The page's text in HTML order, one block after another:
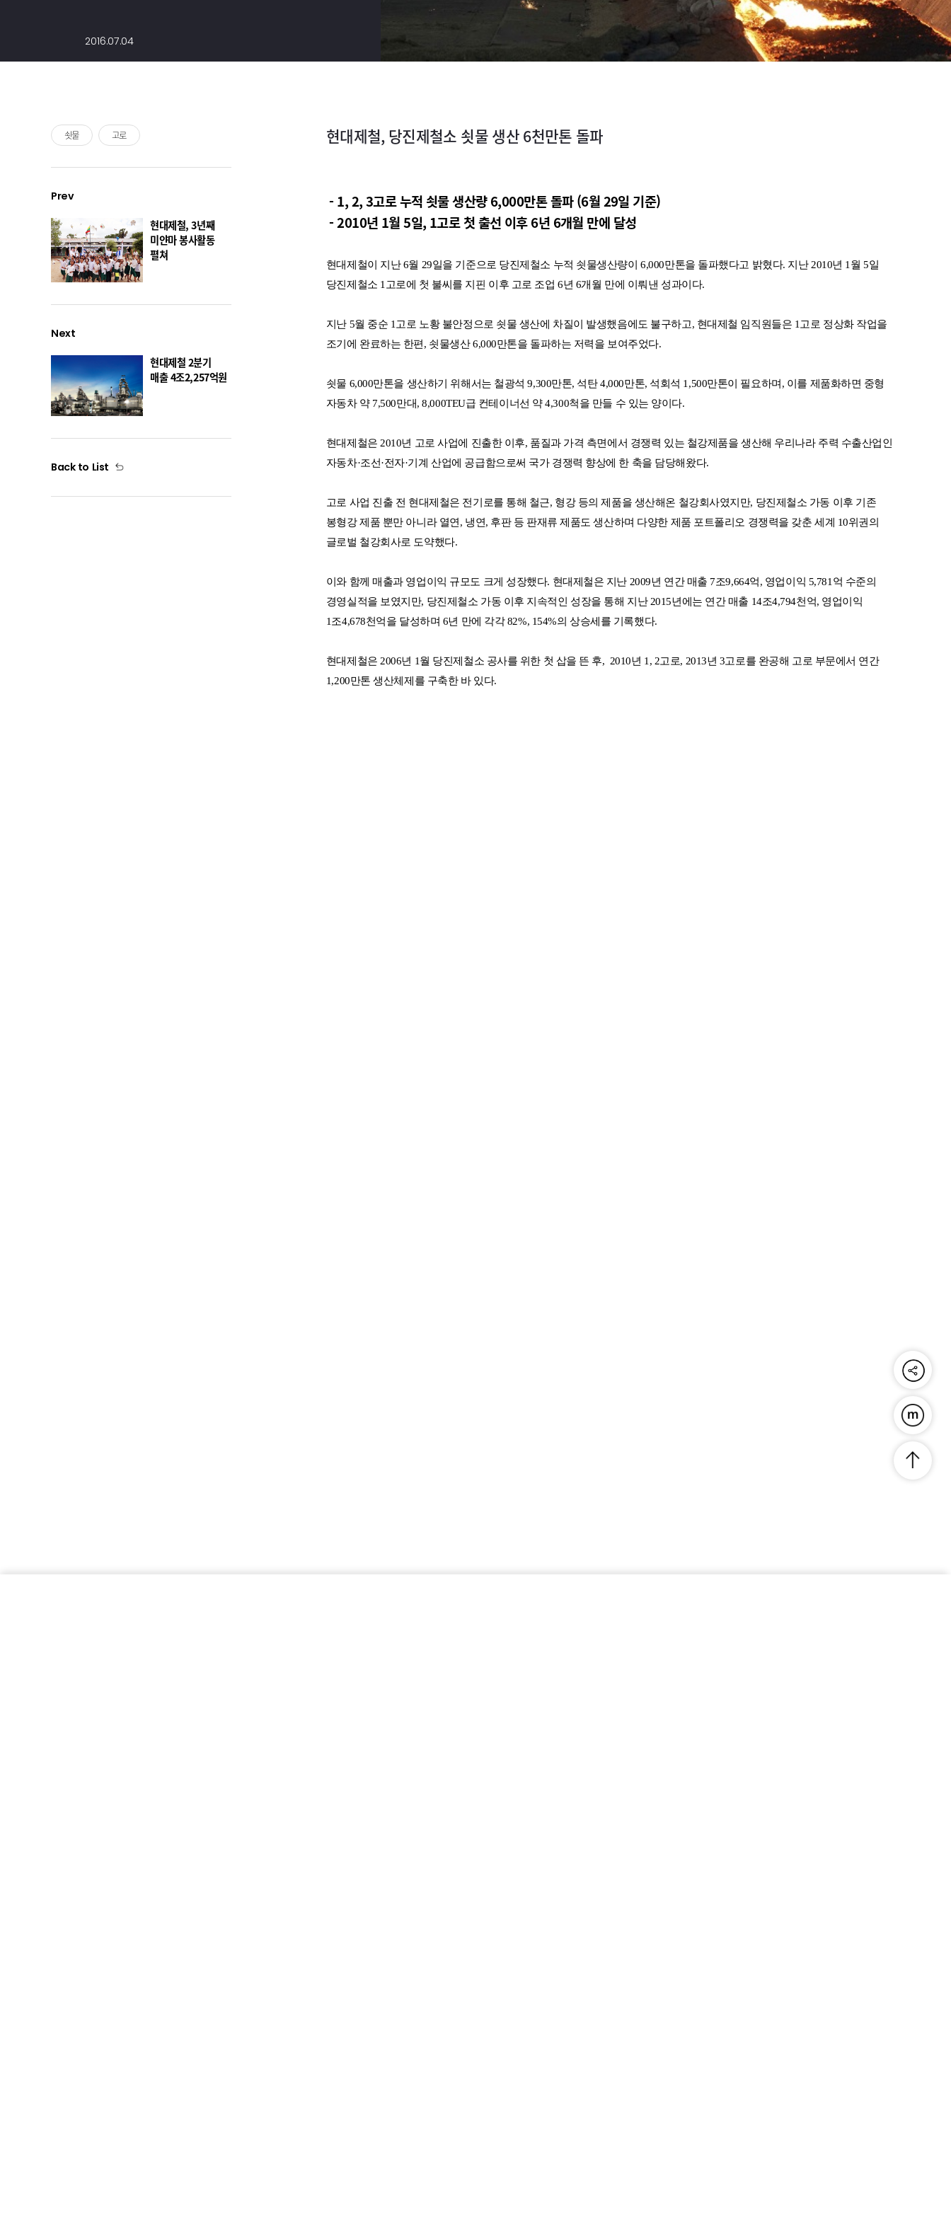
2016.07.04
쇳물 고로
Prev
현대제철, 3년째
미얀마 봉사활동
펼쳐
Next
현대제철 2분기
매출 4조2,257억원
Back to List
현대제철, 당진제철소 쇳물 생산 6천만톤 돌파
- 1, 2, 3고로 누적 쇳물 생산량 6,000만톤 돌파 (6월 29일 기준)
- 2010년 1월 5일, 1고로 첫 출선 이후 6년 6개월 만에 달성
현대제철이 지난 6월 29일을 기준으로 당진제철소 누적 쇳물생산량이 6,000만톤을 돌파했다고 밝혔다. 지난 2010년 1월 5일
당진제철소 1고로에 첫 불씨를 지핀 이후 고로 조업 6년 6개월 만에 이뤄낸 성과이다.
지난 5월 중순 1고로 노황 불안정으로 쇳물 생산에 차질이 발생했음에도 불구하고, 현대제철 임직원들은 1고로 정상화 작업을
조기에 완료하는 한편, 쇳물생산 6,000만톤을 돌파하는 저력을 보여주었다.
쇳물 6,000만톤을 생산하기 위해서는 철광석 9,300만톤, 석탄 4,000만톤, 석회석 1,500만톤이 필요하며, 이를 제품화하면 중형
자동차 약 7,500만대, 8,000TEU급 컨테이너선 약 4,300척을 만들 수 있는 양이다.
현대제철은 2010년 고로 사업에 진출한 이후, 품질과 가격 측면에서 경쟁력 있는 철강제품을 생산해 우리나라 주력 수출산업인
자동차·조선·전자·기계 산업에 공급함으로써 국가 경쟁력 향상에 한 축을 담당해왔다.
고로 사업 진출 전 현대제철은 전기로를 통해 철근, 형강 등의 제품을 생산해온 철강회사였지만, 당진제철소 가동 이후 기존
봉형강 제품 뿐만 아니라 열연, 냉연, 후판 등 판재류 제품도 생산하며 다양한 제품 포트폴리오 경쟁력을 갖춘 세계 10위권의
글로벌 철강회사로 도약했다.
이와 함께 매출과 영업이익 규모도 크게 성장했다. 현대제철은 지난 2009년 연간 매출 7조9,664억, 영업이익 5,781억 수준의
경영실적을 보였지만, 당진제철소 가동 이후 지속적인 성장을 통해 지난 2015년에는 연간 매출 14조4,794천억, 영업이익
1조4,678천억을 달성하며 6년 만에 각각 82%, 154%의 상승세를 기록했다.
현대제철은 2006년 1월 당진제철소 공사를 위한 첫 삽을 뜬 후, 2010년 1, 2고로, 2013년 3고로를 완공해 고로 부문에서 연간
1,200만톤 생산체제를 구축한 바 있다.
공유하기
푸른연금
맨위로